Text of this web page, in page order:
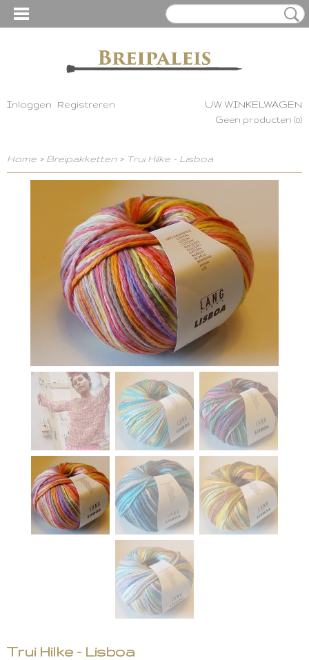
Inloggen Registreren UW WINKELWAGEN
Geen producten (0)
Home > Breipakketten > Trui Hilke - Lisboa
Trui Hilke - Lisboa